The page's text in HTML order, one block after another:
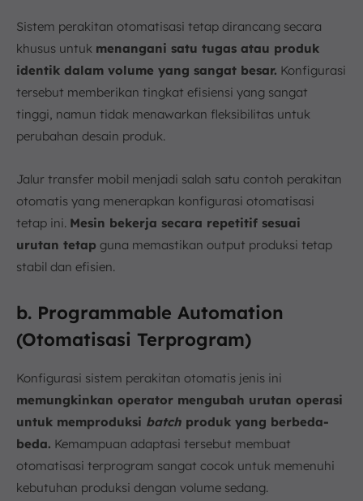
Sistem perakitan otomatisasi tetap dirancang secara
khusus untuk menangani satu tugas atau produk
identik dalam volume yang sangat besar. Konfigurasi
tersebut memberikan tingkat efisiensi yang sangat
tinggi, namun tidak menawarkan fleksibilitas untuk
perubahan desain produk.
Jalur transfer mobil menjadi salah satu contoh perakitan
otomatis yang menerapkan konfigurasi otomatisasi
tetap ini. Mesin bekerja secara repetitif sesuai
urutan tetap guna memastikan output produksi tetap
stabil dan efisien.
b. Programmable Automation
(Otomatisasi Terprogram)
Konfigurasi sistem perakitan otomatis jenis ini
memungkinkan operator mengubah urutan operasi
untuk memproduksi batch produk yang berbeda-
beda. Kemampuan adaptasi tersebut membuat
otomatisasi terprogram sangat cocok untuk memenuhi
kebutuhan produksi dengan volume sedang.